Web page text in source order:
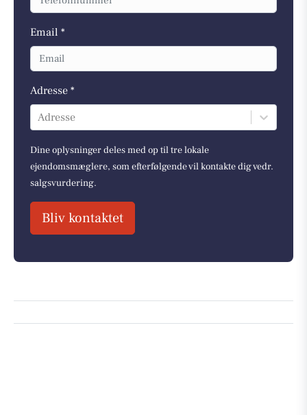
Email *
Adresse *
Adresse
Dine oplysninger deles med op til tre lokale
ejendomsmæglere, som efterfølgende vil kontakte dig vedr.
salgsvurdering.
Bliv kontaktet